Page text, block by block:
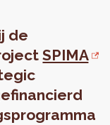
de
SPIMA